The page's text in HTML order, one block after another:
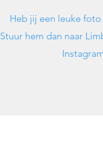
Heb jij een leuke
Stuur hem dan naar